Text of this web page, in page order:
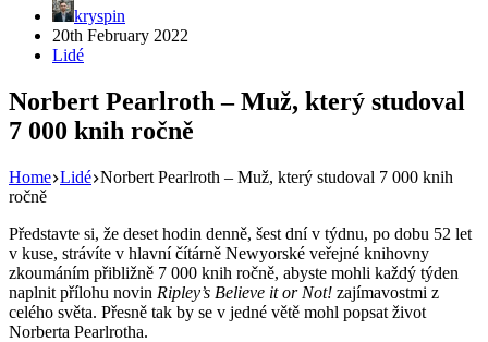
kryspin
20th February 2022
Lidé
Norbert Pearlroth – Muž, který studoval
7 000 knih ročně
Home Lidé Norbert Pearlroth – Muž, který studoval 7 000 knih
ročně
Představte si, že deset hodin denně, šest dní v týdnu, po dobu 52 let
v kuse, strávíte v hlavní čítárně Newyorské veřejné knihovny
zkoumáním přibližně 7 000 knih ročně, abyste mohli každý týden
naplnit přílohu novin Ripley’s Believe it or Not! zajímavostmi z
celého světa. Přesně tak by se v jedné větě mohl popsat život
Norberta Pearlrotha.